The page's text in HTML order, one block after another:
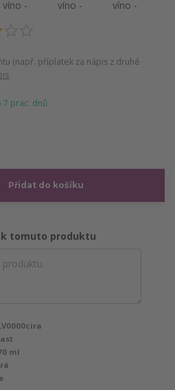
‎(např. příplatek za nápis z druhé
7 prac. dnů
Přidat do košíku
k tomuto produktu
ml